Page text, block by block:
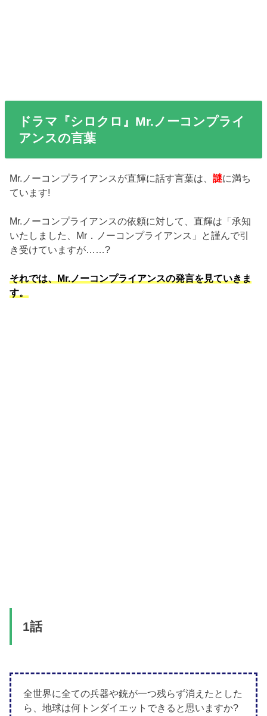
ドラマ『シロクロ』Mr.ノーコンプライ
アンスの言葉
Mr.ノーコンプライアンスが直輝に話す言葉は、謎に満ち
ています!
Mr.ノーコンプライアンスの依頼に対して、直輝は「承知
いたしました、Mr．ノーコンプライアンス」と謹んで引
き受けていますが……?
それでは、Mr.ノーコンプライアンスの発言を見ていきま
す。
1話
全世界に全ての兵器や銃が一つ残らず消えたとした
ら、地球は何トンダイエットできると思いますか?